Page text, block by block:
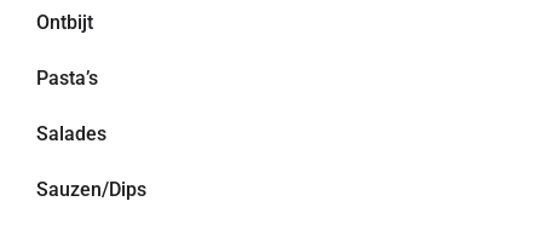
Ontbijt
Pasta’s
Salades
Sauzen/Dips